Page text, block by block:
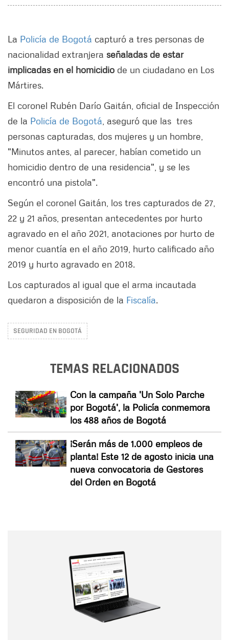
La Policía de Bogotá capturó a tres personas de
nacionalidad extranjera señaladas de estar
implicadas en el homicidio de un ciudadano en Los
Mártires.
El coronel Rubén Darío Gaitán, oficial de Inspección
de la Policía de Bogotá , aseguró que las tres
personas capturadas, dos mujeres y un hombre,
"Minutos antes, al parecer, habían cometido un
homicidio dentro de una residencia", y se les
encontró una pistola".
Según el coronel Gaitán, los tres capturados de 27,
22 y 21 años, presentan antecedentes por hurto
agravado en el año 2021, anotaciones por hurto de
menor cuantía en el año 2019, hurto calificado año
2019 y hurto agravado en 2018.
Los capturados al igual que el arma incautada
quedaron a disposición de la Fiscalía.
SEGURIDAD EN BOGOTÁ
TEMAS RELACIONADOS
Con la campaña 'Un Solo Parche
por Bogotá', la Policía conmemora
los 488 años de Bogotá
¡Serán más de 1.000 empleos de
planta! Este 12 de agosto inicia una
nueva convocatoria de Gestores
del Orden en Bogotá
Correo electrónico
Tipo de comentario